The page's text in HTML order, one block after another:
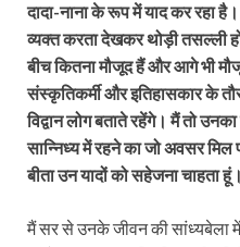
दादा-नाना के रूप में याद कर रहा है।
व्यक्त करता देखकर थोड़ी तसल्ली
बीच कितना मौजूद हैं और आगे भी
संस्कृतिकर्मी और इतिहासकार के
विद्वान लोग बताते रहेंगे। मैं तो
सान्निध्य में रहने का जो अवसर
बीता उन यादों को सहेजना चाहता हूं।
मैं सर से उनके जीवन की सांध्यबेला